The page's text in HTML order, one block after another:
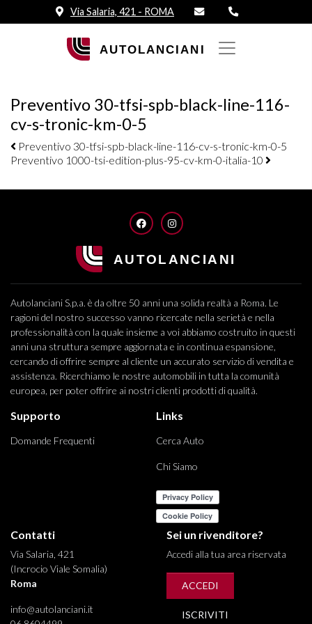
Via Salaria, 421 - ROMA
Preventivo 30-tfsi-spb-black-line-116-
cv-s-tronic-km-0-5
Navigazione elementi
Preventivo 30-tfsi-spb-black-line-116-cv-s-tronic-km-0-5
Preventivo 1000-tsi-edition-plus-95-cv-km-0-italia-10
FACEBOOKINSTAGRAM
Autolanciani S.p.a. è da oltre 50 anni una solida realtà a Roma. Le
ragioni del nostro successo vanno ricercate nella serietà e nella
professionalità con la quale insieme a voi abbiamo costruito in questi
anni una struttura sempre aggiornata e in continua espansione,
cercando di offrire sempre al cliente un accurato servizio di vendita e
assistenza. Ricerchiamo le nostre automobili in tutta la comunità
europea, per poter offrire ai nostri clienti prodotti di qualità.
Supporto
Domande Frequenti
Links
Cerca Auto
Chi Siamo
Contatti
Via Salaria, 421
(Incrocio Viale Somalia)
Roma
info@autolanciani.it
Sei un rivenditore?
Accedi alla tua area riservata
ACCEDI
ISCRIVITI